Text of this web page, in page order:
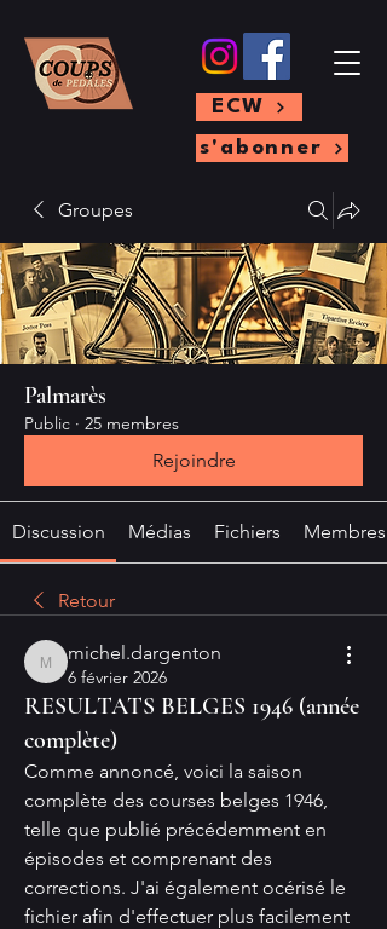
s'abonner
ECW
Groupes
Palmarès
Public · 25 membres
Rejoindre
Discussion Médias Fichiers Membres
Retour
michel.dargenton
michel.dargenton
6 février 2026
RESULTATS BELGES 1946 (année
complète)
Comme annoncé, voici la saison
complète des courses belges 1946,
telle que publié précédemment en
épisodes et comprenant des
corrections. J'ai également océrisé le
fichier afin d'effectuer plus facilement